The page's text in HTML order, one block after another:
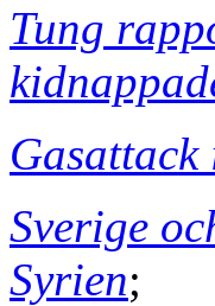
Tung
Sverige
Syrien;